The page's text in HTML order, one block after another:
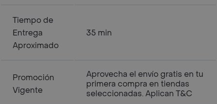
Tiempo de
Entrega
Aproximado
35 min
Promoción
Vigente
Aprovecha el envío gratis en tu
primera compra en tiendas
seleccionadas. Aplican T&C